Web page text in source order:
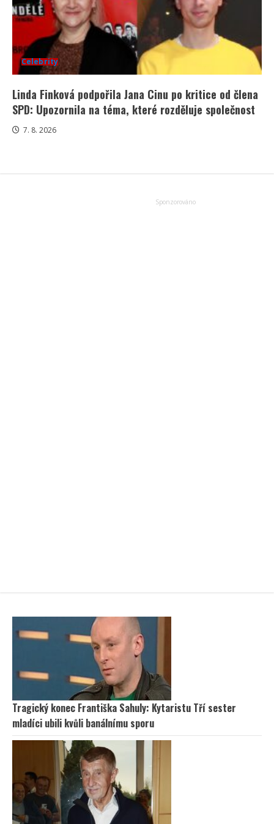
Celebrity
Linda Finková podpořila Jana Cinu po kritice od člena
SPD: Upozornila na téma, které rozděluje společnost
7. 8. 2026
Tragický konec Františka Sahuly: Kytaristu Tří sester
mladíci ubili kvůli banálnímu sporu